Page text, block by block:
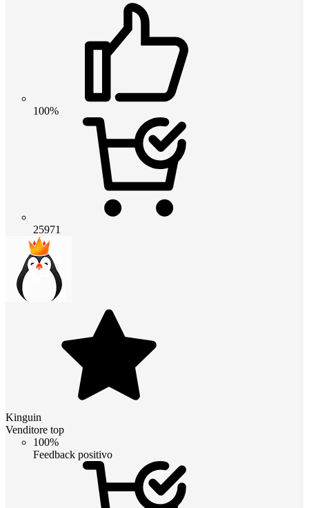
100%
25971
Kinguin
Venditore top
100%
Feedback positivo